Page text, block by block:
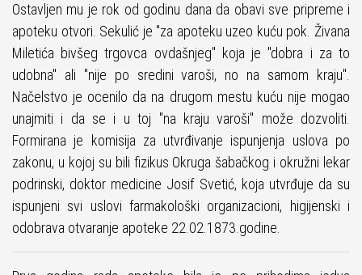
Ostavljen mu je rok od godinu dana da obavi sve pripreme i
apoteku otvori. Sekulić je "za apoteku uzeo kuću pok. Živana
Miletića bivšeg trgovca ovdašnjeg" koja je "dobra i za to
udobna" ali "nije po sredini varoši, no na samom kraju".
Načelstvo je ocenilo da na drugom mestu kuću nije mogao
unajmiti i da se i u toj "na kraju varoši" može dozvoliti.
Formirana je komisija za utvrđivanje ispunjenja uslova po
zakonu, u kojoj su bili fizikus Okruga šabačkog i okružni lekar
podrinski, doktor medicine Josif Svetić, koja utvrđuje da su
ispunjeni svi uslovi farmakološki organizacioni, higijenski i
odobrava otvaranje apoteke 22.02.1873.godine.